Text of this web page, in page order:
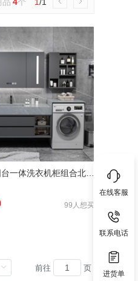
在线客服
联系电话
进货单
99人想买
前往 页